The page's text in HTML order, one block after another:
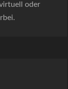
oder